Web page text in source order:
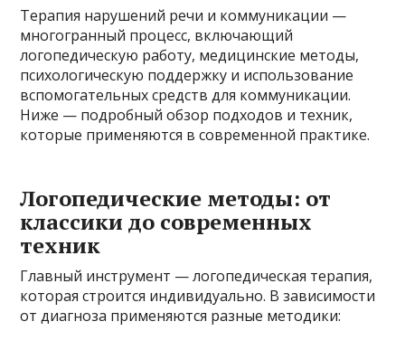
Терапия нарушений речи и коммуникации —
многогранный процесс, включающий
логопедическую работу, медицинские методы,
психологическую поддержку и использование
вспомогательных средств для коммуникации.
Ниже — подробный обзор подходов и техник,
которые применяются в современной практике.
Логопедические методы: от
классики до современных
техник
Главный инструмент — логопедическая терапия,
которая строится индивидуально. В зависимости
от диагноза применяются разные методики: